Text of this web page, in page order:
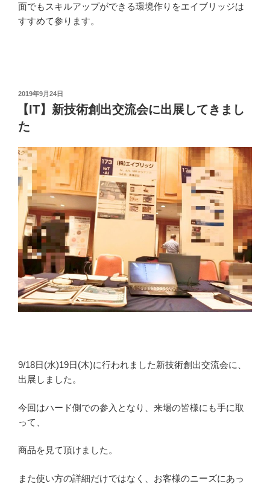
面でもスキルアップができる環境作りをエイブリッジは
すすめて参ります。
投
稿
日:
2019年9月24日
【IT】新技術創出交流会に出展してきまし
た
9/18日(水)19日(木)に行われました新技術創出交流会に、
出展しました。
今回はハード側での参入となり、来場の皆様にも手に取
って、
商品を見て頂けました。
また使い方の詳細だけではなく、お客様のニーズにあっ